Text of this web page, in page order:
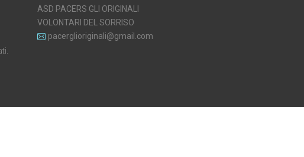
ASD PACERS GLI ORIGINALI
VOLONTARI DEL SORRISO
pacerglioriginali@gmail.com